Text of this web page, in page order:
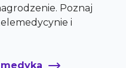
Poznaj
i